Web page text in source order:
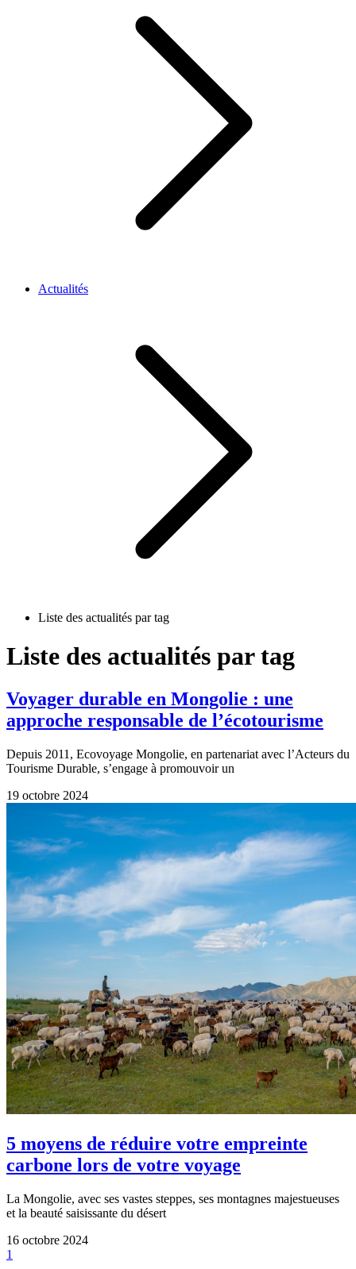
Actualités
Liste des actualités par tag
Liste des actualités par tag
Voyager durable en Mongolie : une
approche responsable de l’écotourisme
Depuis 2011, Ecovoyage Mongolie, en partenariat avec l’Acteurs du
Tourisme Durable, s’engage à promouvoir un
19 octobre 2024
5 moyens de réduire votre empreinte
carbone lors de votre voyage
La Mongolie, avec ses vastes steppes, ses montagnes majestueuses
et la beauté saisissante du désert
16 octobre 2024
1